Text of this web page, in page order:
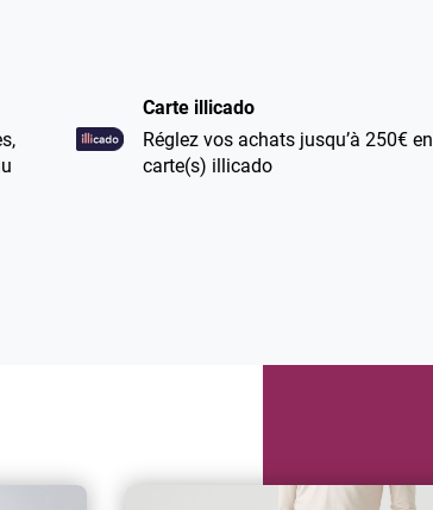
Carte illicado
Réglez vos achats jusqu’à 250€ en
carte(s) illicado